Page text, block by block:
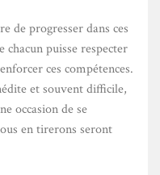
de progresser dans ces
chacun puisse respecter
ces compétences.
et souvent difficile,
occasion de se
en tirerons seront